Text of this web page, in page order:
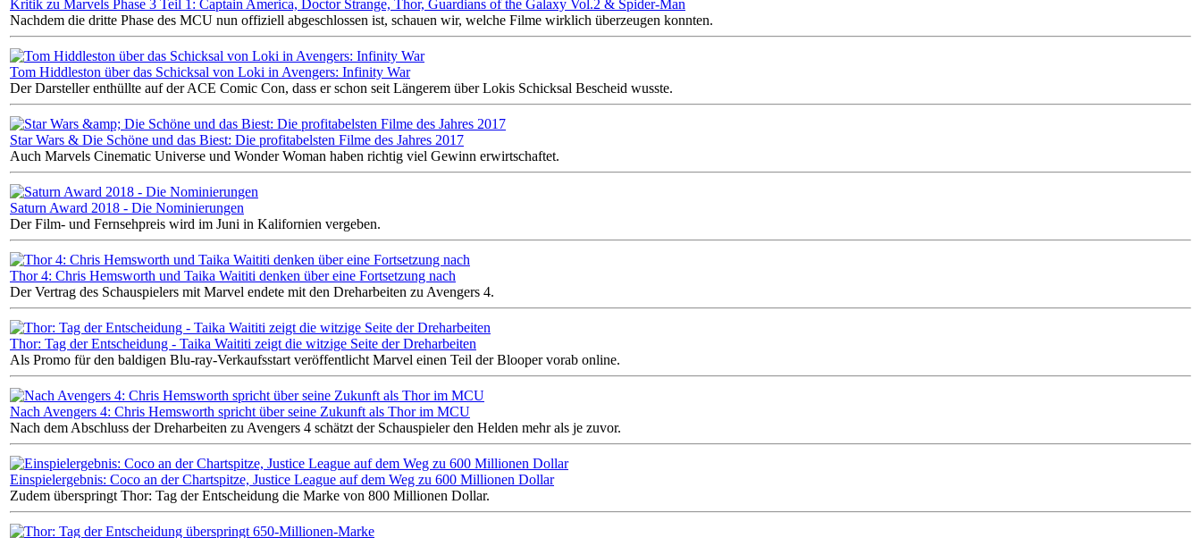
Kritik zu Marvels Phase 3 Teil 1: Captain America, Doctor Strange, Thor, Guardians of the Galaxy Vol.2 & Spider-Man
Nachdem die dritte Phase des MCU nun offiziell abgeschlossen ist, schauen wir, welche Filme wirklich überzeugen konnten.
Tom Hiddleston über das Schicksal von Loki in Avengers: Infinity War
Der Darsteller enthüllte auf der ACE Comic Con, dass er schon seit Längerem über Lokis Schicksal Bescheid wusste.
Star Wars & Die Schöne und das Biest: Die profitabelsten Filme des Jahres 2017
Auch Marvels Cinematic Universe und Wonder Woman haben richtig viel Gewinn erwirtschaftet.
Saturn Award 2018 - Die Nominierungen
Der Film- und Fernsehpreis wird im Juni in Kalifornien vergeben.
Thor 4: Chris Hemsworth und Taika Waititi denken über eine Fortsetzung nach
Der Vertrag des Schauspielers mit Marvel endete mit den Dreharbeiten zu Avengers 4.
Thor: Tag der Entscheidung - Taika Waititi zeigt die witzige Seite der Dreharbeiten
Als Promo für den baldigen Blu-ray-Verkaufsstart veröffentlicht Marvel einen Teil der Blooper vorab online.
Nach Avengers 4: Chris Hemsworth spricht über seine Zukunft als Thor im MCU
Nach dem Abschluss der Dreharbeiten zu Avengers 4 schätzt der Schauspieler den Helden mehr als je zuvor.
Einspielergebnis: Coco an der Chartspitze, Justice League auf dem Weg zu 600 Millionen Dollar
Zudem überspringt Thor: Tag der Entscheidung die Marke von 800 Millionen Dollar.